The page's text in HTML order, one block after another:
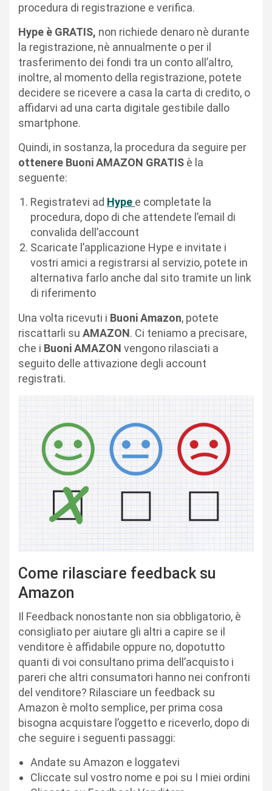
procedura di registrazione e verifica.
Hype è GRATIS, non richiede denaro nè durante
la registrazione, nè annualmente o per il
trasferimento dei fondi tra un conto all’altro,
inoltre, al momento della registrazione, potete
decidere se ricevere a casa la carta di credito, o
affidarvi ad una carta digitale gestibile dallo
smartphone.
Quindi, in sostanza, la procedura da seguire per
ottenere Buoni AMAZON GRATIS è la
seguente:
Registratevi ad Hype e completate la
procedura, dopo di che attendete l’email di
convalida dell’account
Scaricate l’applicazione Hype e invitate i
vostri amici a registrarsi al servizio, potete in
alternativa farlo anche dal sito tramite un link
di riferimento
Una volta ricevuti i Buoni Amazon, potete
riscattarli su AMAZON. Ci teniamo a precisare,
che i Buoni AMAZON vengono rilasciati a
seguito delle attivazione degli account
registrati.
Come rilasciare feedback su
Amazon
Il Feedback nonostante non sia obbligatorio, è
consigliato per aiutare gli altri a capire se il
venditore è affidabile oppure no, dopotutto
quanti di voi consultano prima dell’acquisto i
pareri che altri consumatori hanno nei confronti
del venditore? Rilasciare un feedback su
Amazon è molto semplice, per prima cosa
bisogna acquistare l’oggetto e riceverlo, dopo di
che seguire i seguenti passaggi:
Andate su Amazon e loggatevi
Cliccate sul vostro nome e poi su I miei ordini